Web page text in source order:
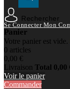
Rechercher
Se Connecter Mon
Panier
Votre panier est vide.
0 articles
0,00 €
Livraison Total 0,00
Voir le panier
Commander